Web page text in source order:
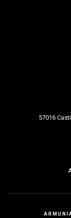
57016